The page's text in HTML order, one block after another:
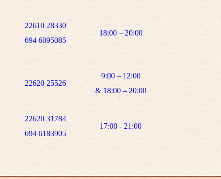
22610 28330
694 6095085
18:00 – 20:00
22620 25526
9:00 – 12:00
& 18:00 – 20:00
22620 31784
694 6183905
17:00 - 21:00